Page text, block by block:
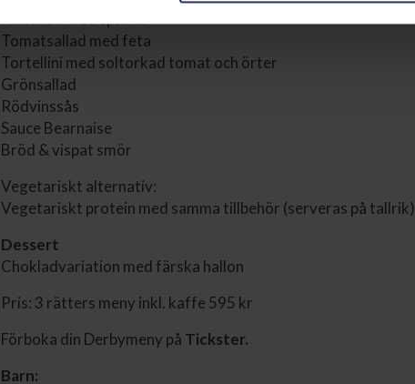
Tomatsallad med feta
Tortellini med soltorkad tomat och örter
Grönsallad
Rödvinssås
Sauce Bearnaise
Bröd & vispat smör
Vegetariskt alternativ:
Vegetariskt protein med samma tillbehör (serveras på tallrik)
Dessert
Chokladvariation med färska hallon
Pris: 3 rätters meny inkl. kaffe 595 kr
Förboka din Derbymeny på Tickster.
Barn: